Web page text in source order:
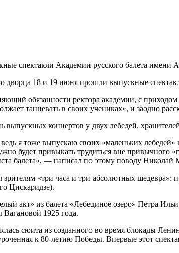
спектакли Академии русского балета
дворца 18 и 19 июня прошли выпускные
обязанности ректора академии, с
танцевать в своих учениках», и заодно
выпускных концертов у двух лебедей,
я тоже выпускаю своих «маленьких
будет привыкать трудиться вне
балета», — написал по этому поводу Николай
«три часа и три абсолютных шедевра»:
Цискаридзе).
акт» из балета «Лебединое озеро» Петра
1925 года.
сюита из созданного во время блокады
к 80-летию Победы. Впервые этот